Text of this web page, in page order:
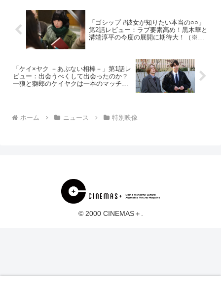
「ゴシップ #彼女が知りたい本当の○○」
第2話レビュー：ラブ要素高め！黒木華と
溝端淳平の今度の展開に期待大！（※ス
「ケイ×ヤク －あぶない相棒－」第1話レ
ビュー：出会うべくして出会ったのか？
一狼と獅郎のケイヤクは一本のマッチで
ホーム ニュース 特別映像
© 2000 CINEMAS＋.